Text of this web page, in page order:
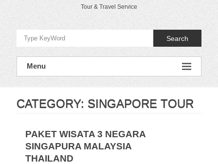
Tour & Travel Service
Search
Menu
CATEGORY: SINGAPORE TOUR
PAKET WISATA 3 NEGARA
SINGAPURA MALAYSIA
THAILAND